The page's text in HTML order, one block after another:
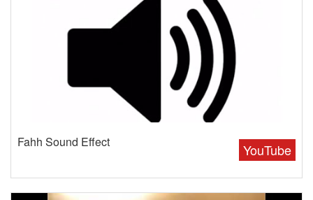
YouTube
Fahh Sound Effect